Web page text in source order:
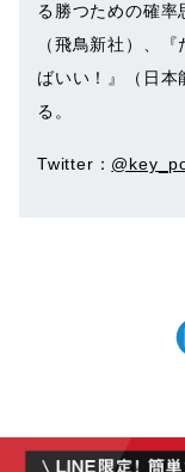
る勝つための確率
（飛鳥新社）、
ばいい！』（日本
る。
Twitter：